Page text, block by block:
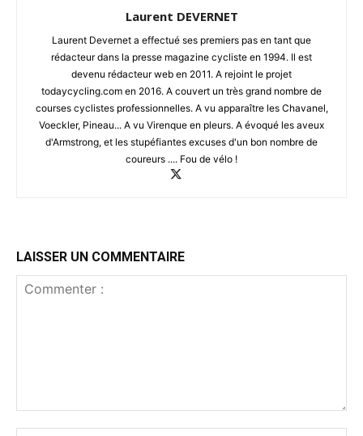
Laurent DEVERNET
Laurent Devernet a effectué ses premiers pas en tant que
rédacteur dans la presse magazine cycliste en 1994. Il est
devenu rédacteur web en 2011. A rejoint le projet
todaycycling.com en 2016. A couvert un très grand nombre de
courses cyclistes professionnelles. A vu apparaître les Chavanel,
Voeckler, Pineau... A vu Virenque en pleurs. A évoqué les aveux
d'Armstrong, et les stupéfiantes excuses d'un bon nombre de
coureurs .... Fou de vélo !
LAISSER UN COMMENTAIRE